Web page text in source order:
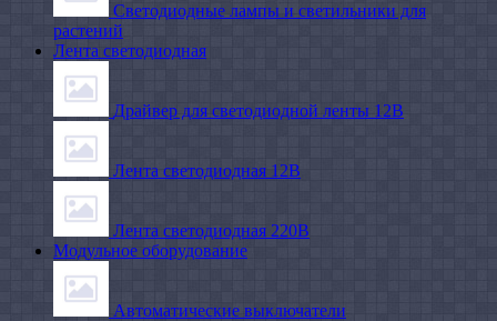
Светодиодные лампы и светильники для
растений
Лента светодиодная
Драйвер для светодиодной ленты 12В
Лента светодиодная 12В
Лента светодиодная 220В
Модульное оборудование
Автоматические выключатели